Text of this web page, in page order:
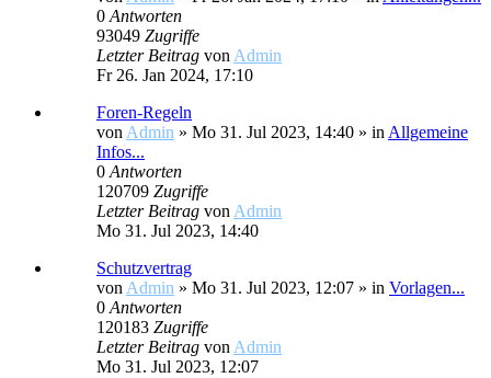
0 Antworten
93049 Zugriffe
Letzter Beitrag von Admin
Fr 26. Jan 2024, 17:10
Foren-Regeln
von Admin » Mo 31. Jul 2023, 14:40 » in Allgemeine
Infos...
0 Antworten
120709 Zugriffe
Letzter Beitrag von Admin
Mo 31. Jul 2023, 14:40
Schutzvertrag
von Admin » Mo 31. Jul 2023, 12:07 » in Vorlagen...
0 Antworten
120183 Zugriffe
Letzter Beitrag von Admin
Mo 31. Jul 2023, 12:07